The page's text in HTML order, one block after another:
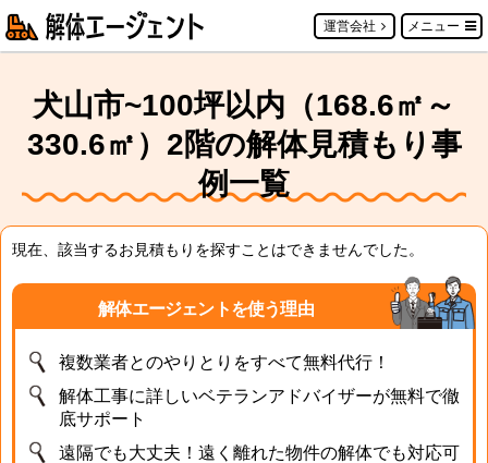
運営会社 メニュー
犬山市~100坪以内（168.6㎡～
330.6㎡）2階の解体見積もり事
例一覧
現在、該当するお見積もりを探すことはできませんでした。
解体エージェントを使う理由
複数業者とのやりとりをすべて無料代行！
解体工事に詳しいベテランアドバイザーが無料で徹
底サポート
遠隔でも大丈夫！遠く離れた物件の解体でも対応可